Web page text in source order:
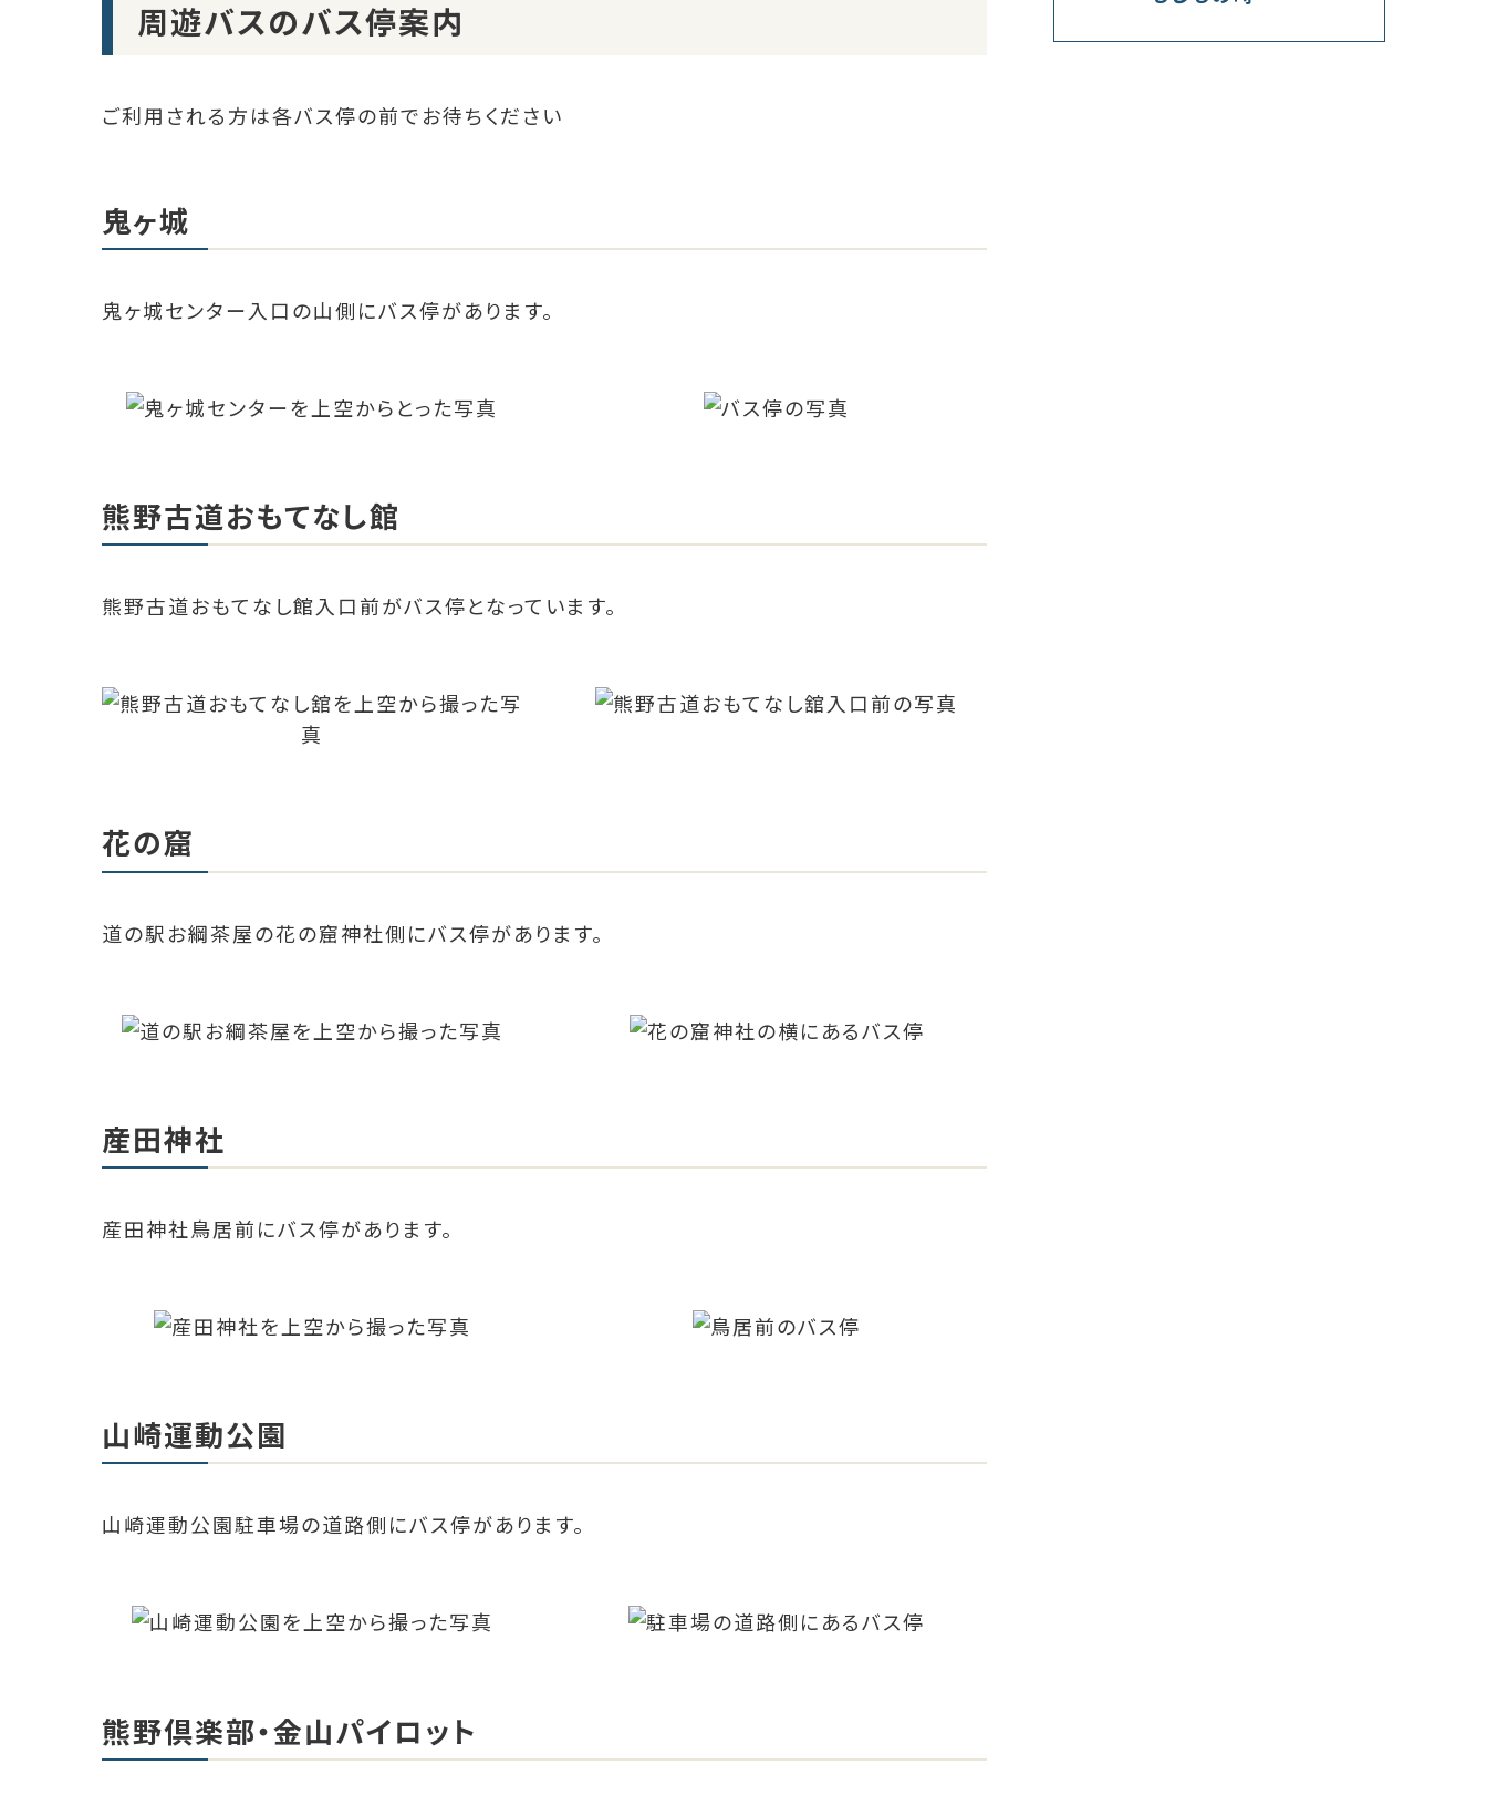
周遊バスのバス停案内
ご利用される方は各バス停の前でお待ちください
鬼ヶ城
鬼ヶ城センター入口の山側にバス停があります。
熊野古道おもてなし館
熊野古道おもてなし館入口前がバス停となっています。
花の窟
道の駅お綱茶屋の花の窟神社側にバス停があります。
産田神社
産田神社鳥居前にバス停があります。
山崎運動公園
山崎運動公園駐車場の道路側にバス停があります。
熊野倶楽部・金山パイロット